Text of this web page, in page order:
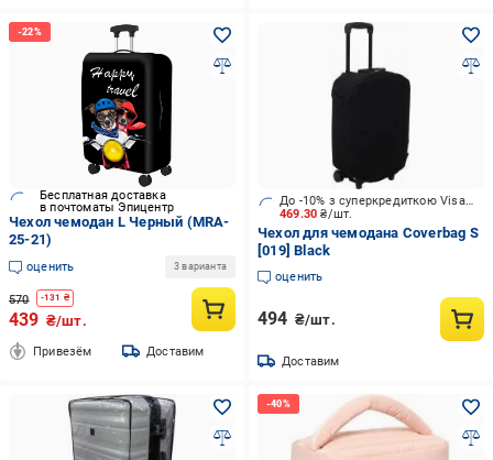
Бесплатная доставка
в почтоматы Эпицентр
Чехол чемодан L Черный (MRA-
25-21)
оценить 3 варианта
570 -131 ₴
439 ₴/шт.
Привезём Доставим
469.30₴/шт.
До -10% з суперкредиткою Visa Вигода
Чехол для чемодана Coverbag S
[019] Black
оценить
494 ₴/шт.
Доставим